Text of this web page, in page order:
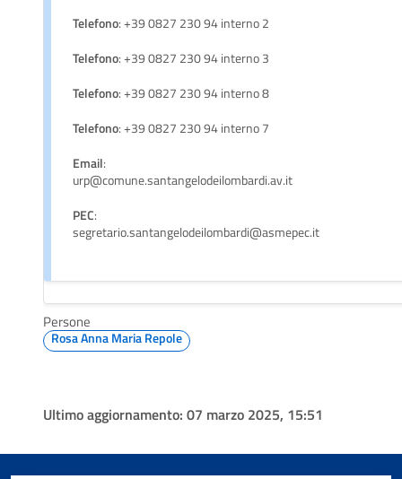
Telefono: +39 0827 230 94 interno 2
Telefono: +39 0827 230 94 interno 3
Telefono: +39 0827 230 94 interno 8
Telefono: +39 0827 230 94 interno 7
Email:
urp@comune.santangelodeilombardi.av.it
PEC:
segretario.santangelodeilombardi@asmepec.it
Persone
Rosa Anna Maria Repole
Ultimo aggiornamento: 07 marzo 2025, 15:51